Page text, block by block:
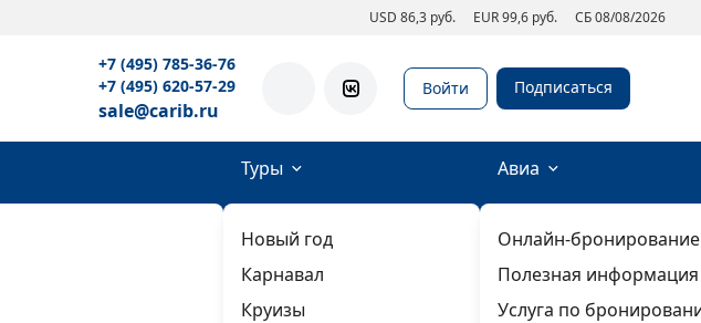
USD 86,3 руб. EUR 99,6 руб. СБ 08/08/2026
+7 (495) 785-36-76
+7 (495) 620-57-29
sale@carib.ru
Войти Подписаться
Туры
Новый год
Карнавал
Круизы
Авиа
Онлайн-бронирование
Полезная информация
Услуга по